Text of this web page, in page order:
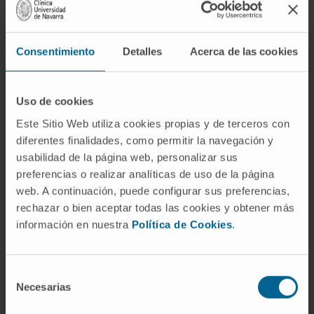
Consentimiento Detalles Acerca de las cookies
Uso de cookies
Este Sitio Web utiliza cookies propias y de terceros con
diferentes finalidades, como permitir la navegación y
usabilidad de la página web, personalizar sus
preferencias o realizar analíticas de uso de la página
web. A continuación, puede configurar sus preferencias,
rechazar o bien aceptar todas las cookies y obtener más
información en nuestra Política de Cookies.
Necesarias
inhibition of ChREBP activity quells in vivo
HCC tumor growth without causing systemic
toxicity. This study identifies novel
oncometabolic pathways and open up new
tumor.
CITA DEL ARTÍCULOMol Oncol. 2024
Sep;18(9):2107-2110. doi:10.1002/1878-
0261.13669. Epub 2024 Jun 4.
VER PUBLICACIÓN EN PUBMED